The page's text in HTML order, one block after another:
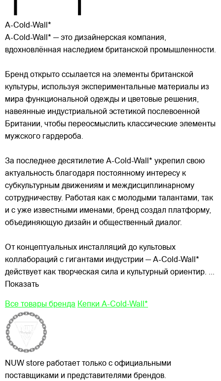
A-Cold-Wall*
A-Cold-Wall* — это дизайнерская компания,
вдохновлённая наследием британской промышленности.
Бренд открыто ссылается на элементы британской
культуры, используя экспериментальные материалы из
мира функциональной одежды и цветовые решения,
навеянные индустриальной эстетикой послевоенной
Британии, чтобы переосмыслить классические элементы
мужского гардероба.
За последнее десятилетие A-Cold-Wall* укрепил свою
актуальность благодаря постоянному интересу к
субкультурным движениям и междисциплинарному
сотрудничеству. Работая как с молодыми талантами, так
и с уже известными именами, бренд создал платформу,
объединяющую дизайн и общественный диалог.
От концептуальных инсталляций до культовых
коллабораций с гигантами индустрии — A-Cold-Wall*
действует как творческая сила и культурный ориентир. ...
Показать
Все товары бренда Кепки A-Cold-Wall*
NUW store работает только с официальными
поставщиками и представителями брендов.